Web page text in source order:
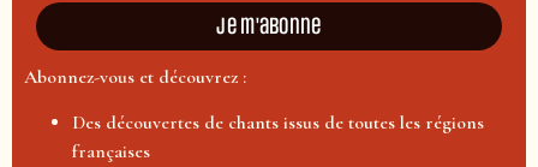
Je m'abonne
Abonnez-vous et découvrez :
Des découvertes de chants issus de toutes les régions
françaises